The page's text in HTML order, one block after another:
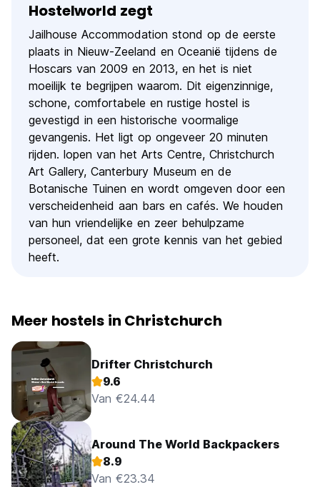
Hostelworld zegt
Jailhouse Accommodation stond op de eerste
plaats in Nieuw-Zeeland en Oceanië tijdens de
Hoscars van 2009 en 2013, en het is niet
moeilijk te begrijpen waarom. Dit eigenzinnige,
schone, comfortabele en rustige hostel is
gevestigd in een historische voormalige
gevangenis. Het ligt op ongeveer 20 minuten
rijden. lopen van het Arts Centre, Christchurch
Art Gallery, Canterbury Museum en de
Botanische Tuinen en wordt omgeven door een
verscheidenheid aan bars en cafés. We houden
van hun vriendelijke en zeer behulpzame
personeel, dat een grote kennis van het gebied
heeft.
Meer hostels in Christchurch
Drifter Christchurch
9.6
Van €24.44
Around The World Backpackers
8.9
Van €23.34